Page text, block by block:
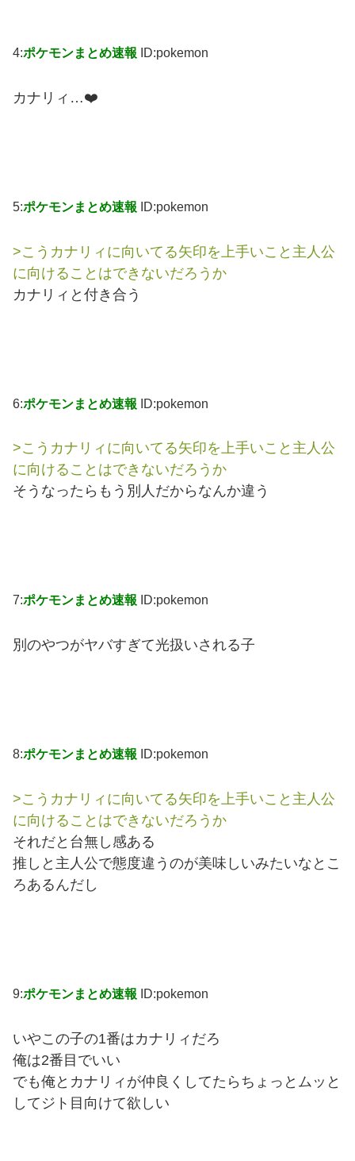
4:ポケモンまとめ速報 ID:pokemon
カナリィ…❤️
5:ポケモンまとめ速報 ID:pokemon
>こうカナリィに向いてる矢印を上手いこと主人公
に向けることはできないだろうか
カナリィと付き合う
6:ポケモンまとめ速報 ID:pokemon
>こうカナリィに向いてる矢印を上手いこと主人公
に向けることはできないだろうか
そうなったらもう別人だからなんか違う
7:ポケモンまとめ速報 ID:pokemon
別のやつがヤバすぎて光扱いされる子
8:ポケモンまとめ速報 ID:pokemon
>こうカナリィに向いてる矢印を上手いこと主人公
に向けることはできないだろうか
それだと台無し感ある
推しと主人公で態度違うのが美味しいみたいなとこ
ろあるんだし
9:ポケモンまとめ速報 ID:pokemon
いやこの子の1番はカナリィだろ
俺は2番目でいい
でも俺とカナリィが仲良くしてたらちょっとムッと
してジト目向けて欲しい